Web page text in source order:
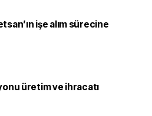
işe alım sürecine
üretim ve ihracatı